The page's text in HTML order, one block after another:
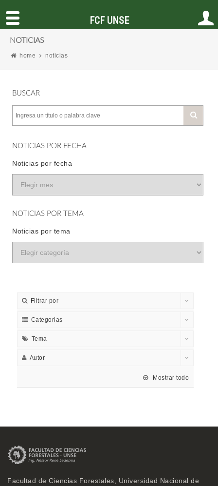
NOTICIAS
home noticias
BUSCAR
NOTICIAS POR FECHA
Noticias por fecha
NOTICIAS POR TEMA
Noticias por tema
Filtrar por
Categorias
Tema
Autor
Mostrar todo
Facultad de Ciencias Forestales, Universidad Nacional de
FCF UNSE